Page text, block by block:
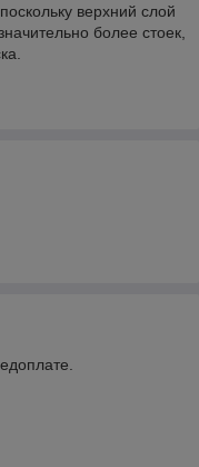
верхний слой
более стоек,